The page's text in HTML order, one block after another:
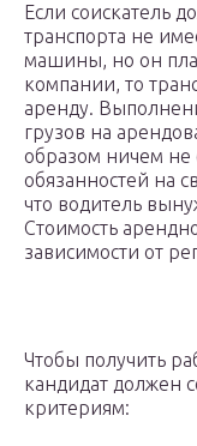
Если соискатель
транспорта не
машины, но он
компании, то
аренду.
грузов на
образом ничем не
обязанностей на
что водитель
Стоимость
зависимости от
Чтобы получить
кандидат должен
критериям: